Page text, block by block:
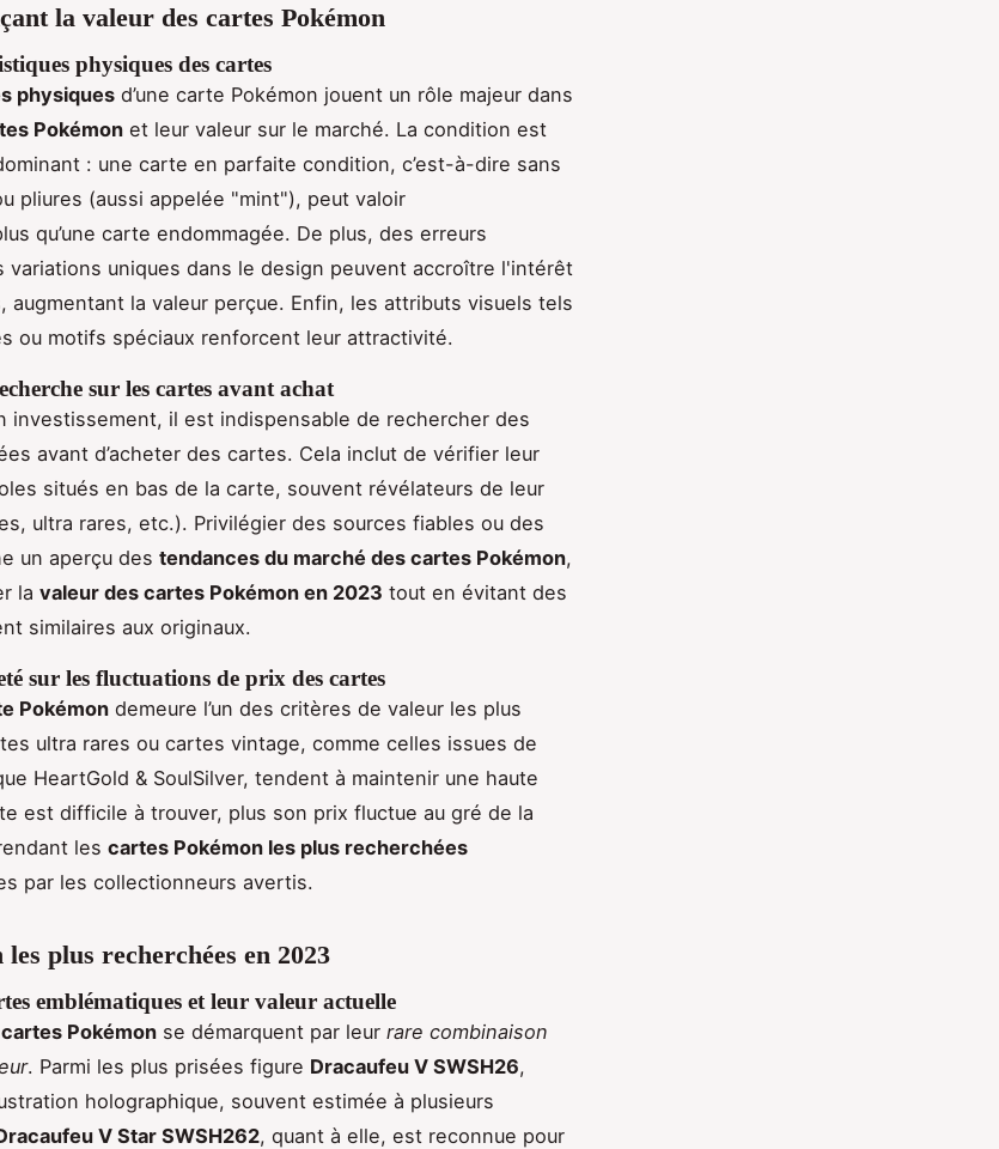
la valeur des cartes Pokémon
physiques des cartes
physiques d’une carte Pokémon jouent un rôle majeur dans
Pokémon et leur valeur sur le marché. La condition est
: une carte en parfaite condition, c’est-à-dire sans
pliures (aussi appelée "mint"), peut valoir
qu’une carte endommagée. De plus, des erreurs
variations uniques dans le design peuvent accroître l'intérêt
augmentant la valeur perçue. Enfin, les attributs visuels tels
ou motifs spéciaux renforcent leur attractivité.
sur les cartes avant achat
investissement, il est indispensable de rechercher des
avant d’acheter des cartes. Cela inclut de vérifier leur
situés en bas de la carte, souvent révélateurs de leur
ultra rares, etc.). Privilégier des sources fiables ou des
un aperçu des tendances du marché des cartes Pokémon,
la valeur des cartes Pokémon en 2023 tout en évitant des
similaires aux originaux.
sur les fluctuations de prix des cartes
Pokémon demeure l’un des critères de valeur les plus
ultra rares ou cartes vintage, comme celles issues de
HeartGold & SoulSilver, tendent à maintenir une haute
est difficile à trouver, plus son prix fluctue au gré de la
les cartes Pokémon les plus recherchées
par les collectionneurs avertis.
plus recherchées en 2023
emblématiques et leur valeur actuelle
cartes Pokémon se démarquent par leur rare combinaison
. Parmi les plus prisées figure Dracaufeu V SWSH26,
holographique, souvent estimée à plusieurs
V Star SWSH262, quant à elle, est reconnue pour